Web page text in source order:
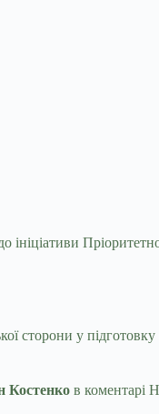
ініціативи
сторони у
Костенко в коментарі